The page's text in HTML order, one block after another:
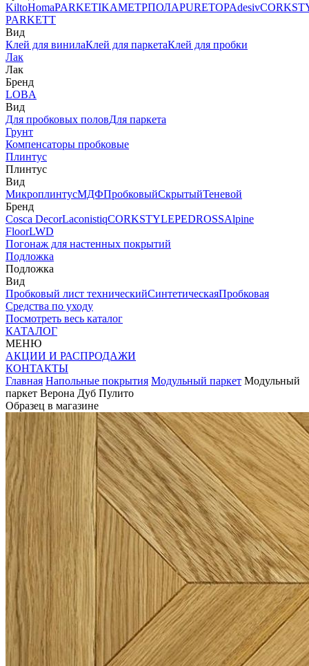
KiltoHomaPARKETIKAМЕТРПОЛАPURETOPAdesiv
PARKETT
Вид
Клей для винилаКлей для паркетаКлей для пробки
Лак
Лак
Бренд
LOBA
Вид
Для пробковых половДля паркета
Грунт
Компенсаторы пробковые
Плинтус
Плинтус
Вид
МикроплинтусМДФПробковыйСкрытыйТеневой
Бренд
Cosca DecorLaconistiqCORKSTYLEPEDROSSAlpine
FloorLWD
Погонаж для настенных покрытий
Подложка
Подложка
Вид
Пробковый лист техническийСинтетическаяПробковая
Средства по уходу
Посмотреть весь каталог
КАТАЛОГ
МЕНЮ
АКЦИИ И РАСПРОДАЖИ
КОНТАКТЫ
Главная Напольные покрытия Модульный паркет Модульный
паркет Верона Дуб Пулито
Образец в магазине